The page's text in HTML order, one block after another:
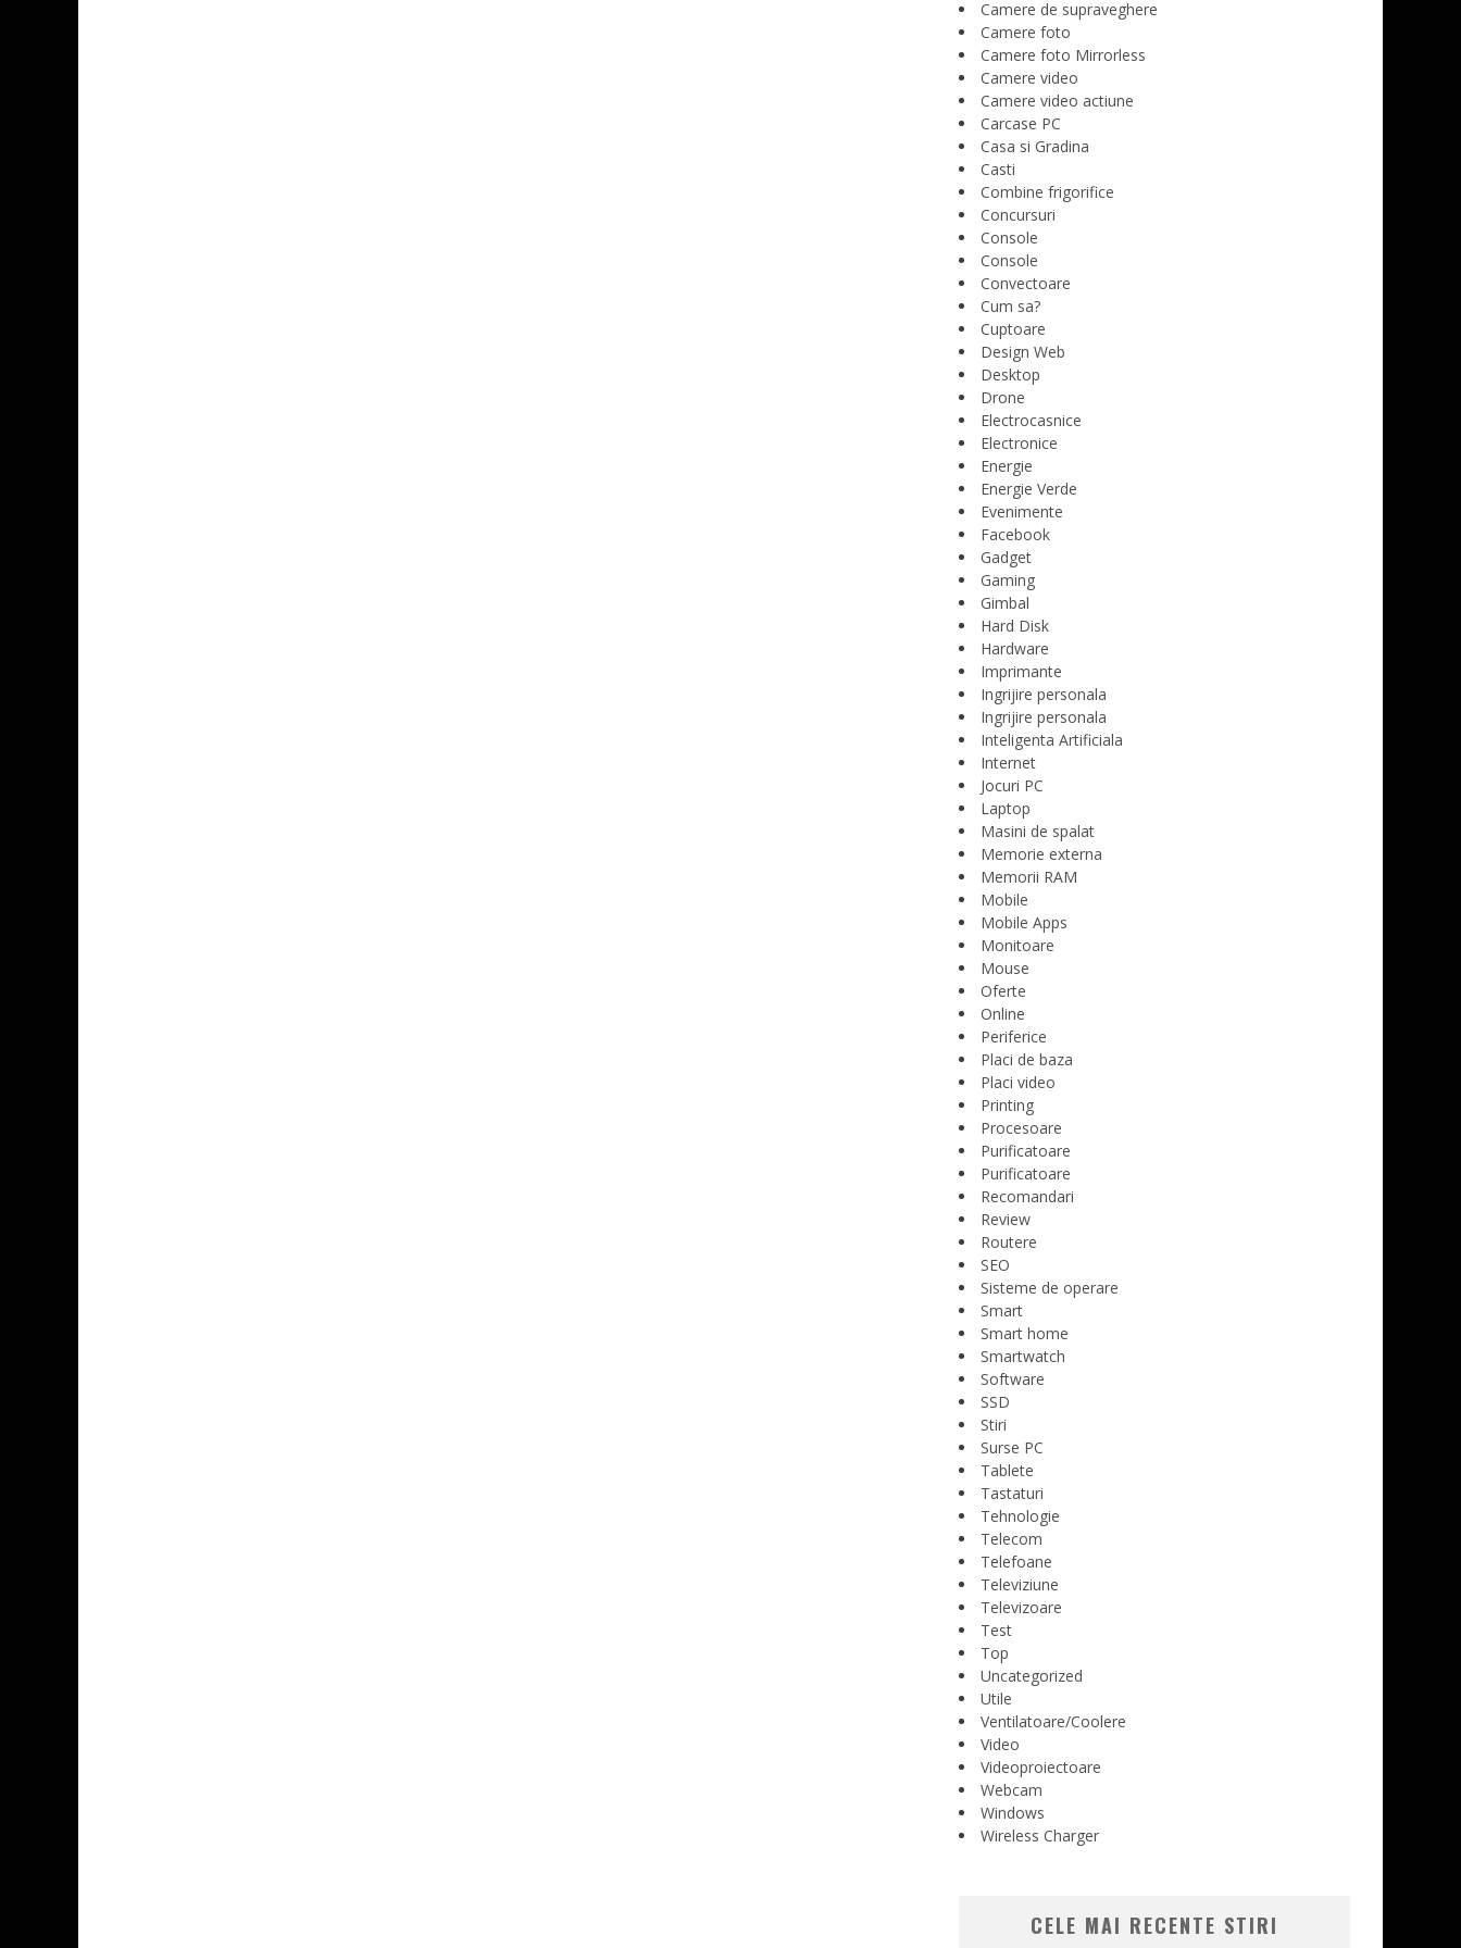
Camere de supraveghere
Camere foto
Camere foto Mirrorless
Camere video
Camere video actiune
Carcase PC
Casa si Gradina
Casti
Combine frigorifice
Concursuri
Console
Console
Convectoare
Cum sa?
Cuptoare
Design Web
Desktop
Drone
Electrocasnice
Electronice
Energie
Energie Verde
Evenimente
Facebook
Gadget
Gaming
Gimbal
Hard Disk
Hardware
Imprimante
Ingrijire personala
Ingrijire personala
Inteligenta Artificiala
Internet
Jocuri PC
Laptop
Masini de spalat
Memorie externa
Memorii RAM
Mobile
Mobile Apps
Monitoare
Mouse
Oferte
Online
Periferice
Placi de baza
Placi video
Printing
Procesoare
Purificatoare
Purificatoare
Recomandari
Review
Routere
SEO
Sisteme de operare
Smart
Smart home
Smartwatch
Software
SSD
Stiri
Surse PC
Tablete
Tastaturi
Tehnologie
Telecom
Telefoane
Televiziune
Televizoare
Test
Top
Uncategorized
Utile
Ventilatoare/Coolere
Video
Videoproiectoare
Webcam
Windows
Wireless Charger
CELE MAI RECENTE STIRI